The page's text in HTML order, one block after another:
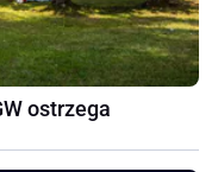
ostrzega